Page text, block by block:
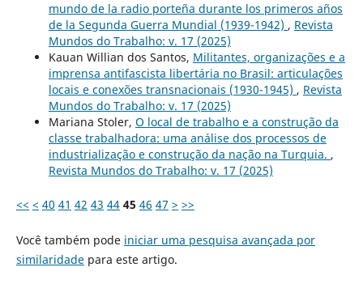
mundo de la radio porteña durante los primeros años
de la Segunda Guerra Mundial (1939-1942) , Revista
Mundos do Trabalho: v. 17 (2025)
Kauan Willian dos Santos, Militantes, organizações e a
imprensa antifascista libertária no Brasil: articulações
locais e conexões transnacionais (1930-1945) , Revista
Mundos do Trabalho: v. 17 (2025)
Mariana Stoler, O local de trabalho e a construção da
classe trabalhadora: uma análise dos processos de
industrialização e construção da nação na Turquia. ,
Revista Mundos do Trabalho: v. 17 (2025)
<< < 40 41 42 43 44 45 46 47 > >>
Você também pode iniciar uma pesquisa avançada por
similaridadepara este artigo.